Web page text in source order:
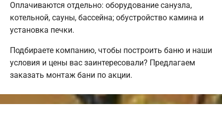
Оплачиваются отдельно: оборудование санузла,
котельной, сауны, бассейна; обустройство камина и
установка печки.
Подбираете компанию, чтобы построить баню и наши
условия и цены вас заинтересовали? Предлагаем
заказать монтаж бани по акции.